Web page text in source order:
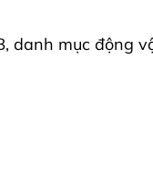
danh mục động